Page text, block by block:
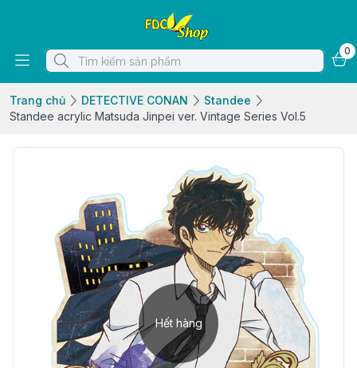
0
Trang chủ DETECTIVE CONAN
Standee
Standee acrylic Matsuda Jinpei ver. Vintage Series Vol.5
Hết hàng